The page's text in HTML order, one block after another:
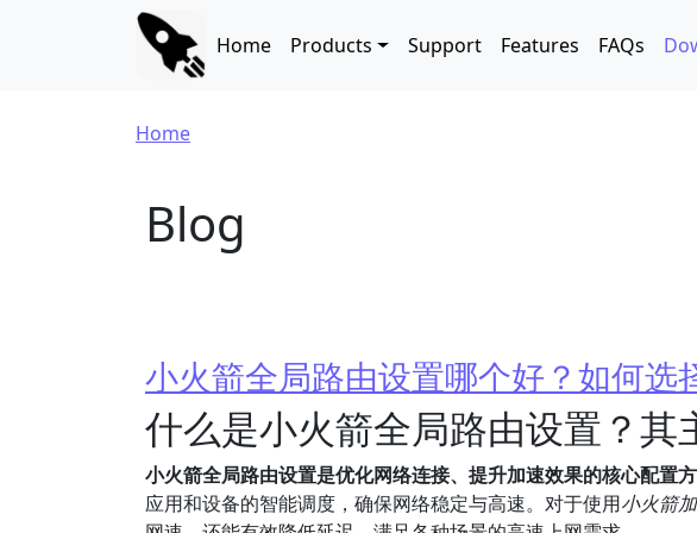
Skip to main content
Main navigation
Home Products Support Features FAQs
Breadcrumb
Home
Blog
小火箭全局路由设置哪个好？如何选
什么是小火箭全局路由设置？其
小火箭全局路由设置是优化网络连接、提升加速效果的核心配置方
应用和设备的智能调度，确保网络稳定与高速。对于使用小火箭